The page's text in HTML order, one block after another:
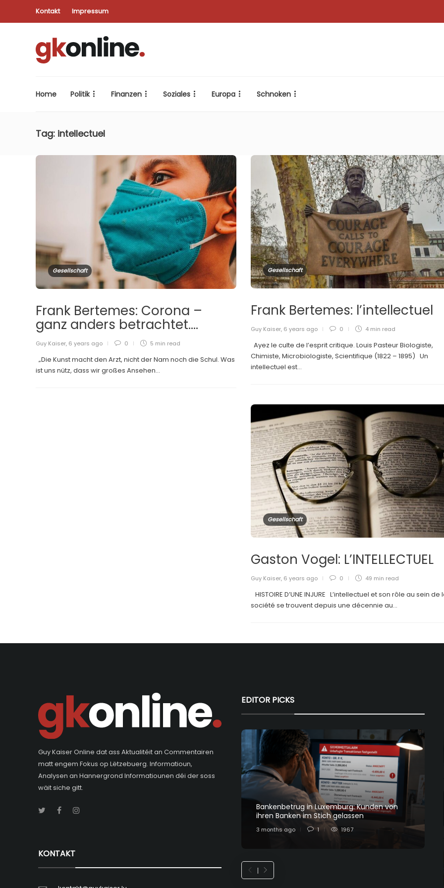
Kontakt Impressum
Home Politik Finanzen Soziales Europa Schnoken
Tag: intellectuel
Gesellschaft
Frank Bertemes: Corona –
ganz anders betrachtet….
Guy Kaiser, 6 years ago 0 5 min read
„Die Kunst macht den Arzt, nicht der Nam noch die Schul. Was
ist uns nütz, dass wir großes Ansehen...
Gesellschaft
Frank Bertemes: l’intellectuel
Guy Kaiser, 6 years ago 0 4 min read
Ayez le culte de l’esprit critique. Louis Pasteur Biologiste,
Chimiste, Microbiologiste, Scientifique (1822 – 1895) Un
intellectuel est...
Gesellschaft
Gaston Vogel: L’INTELLECTUEL
Guy Kaiser, 6 years ago 0 49 min read
HISTOIRE D’UNE INJURE L’intellectuel et son rôle au sein de
société se trouvent depuis une décennie au...
Guy Kaiser Online dat ass Aktualitéit an Commentairen
matt engem Fokus op Lëtzebuerg. Informatioun,
Analysen an Hannergrond Informatiounen déi der soss
wäit siche gitt.
KONTAKT
EDITOR PICKS
Bankenbetrug in Luxemburg: Kunden von
ihren Banken im Stich gelassen
3 months ago 1 1967